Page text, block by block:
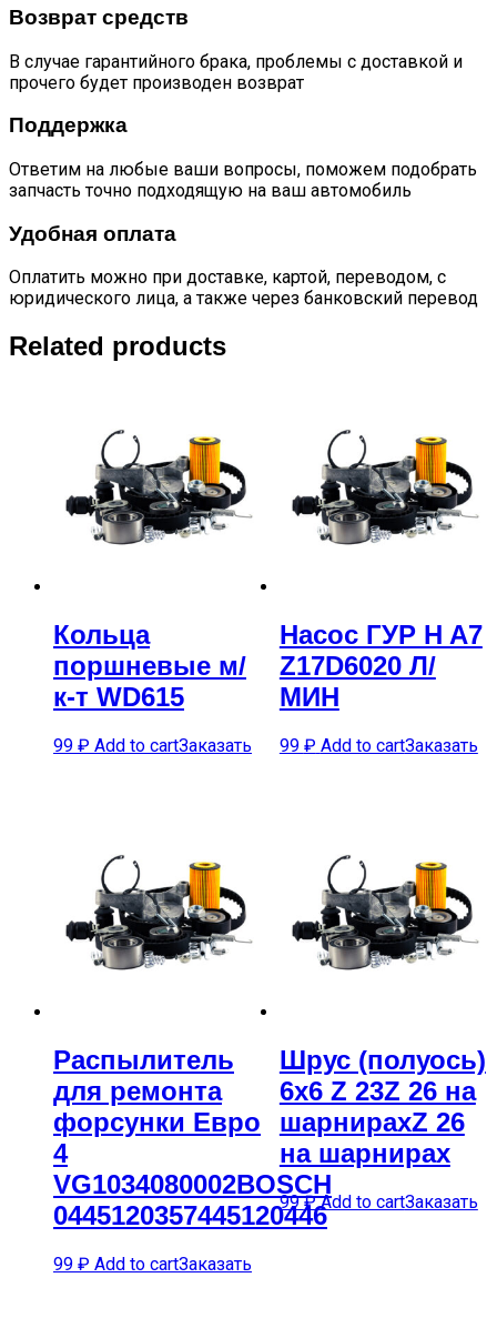
Возврат средств
В случае гарантийного брака, проблемы с доставкой и
прочего будет производен возврат
Поддержка
Ответим на любые ваши вопросы, поможем подобрать
запчасть точно подходящую на ваш автомобиль
Удобная оплата
Оплатить можно при доставке, картой, переводом, с
юридического лица, а также через банковский перевод
Related products
Кольца
поршневые м/
к-т WD615
99 ₽ Add to cartЗаказать
Насос ГУР H A7
Z17D6020 Л/
МИН
99 ₽ Add to cartЗаказать
Распылитель
для ремонта
форсунки Евро
4
VG1034080002BOSCH
0445120357445120446
99 ₽ Add to cartЗаказать
Шрус (полуось)
6х6 Z 23Z 26 на
шарнирахZ 26
на шарнирах
99₽ Add to cartЗаказать